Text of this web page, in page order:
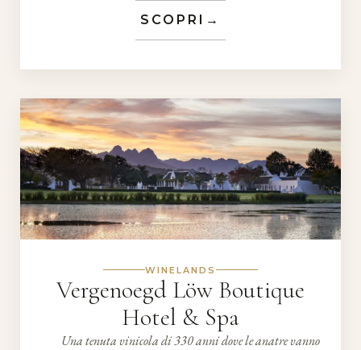
SCOPRI →
WINELANDS
Vergenoegd Löw Boutique
Hotel & Spa
Una tenuta vinicola di 330 anni dove le anatre vanno